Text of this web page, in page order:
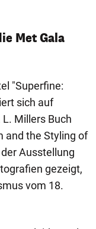
Met Gala
"Superfine:
sich auf
Millers Buch
and the Styling of
Ausstellung
gezeigt,
vom 18.